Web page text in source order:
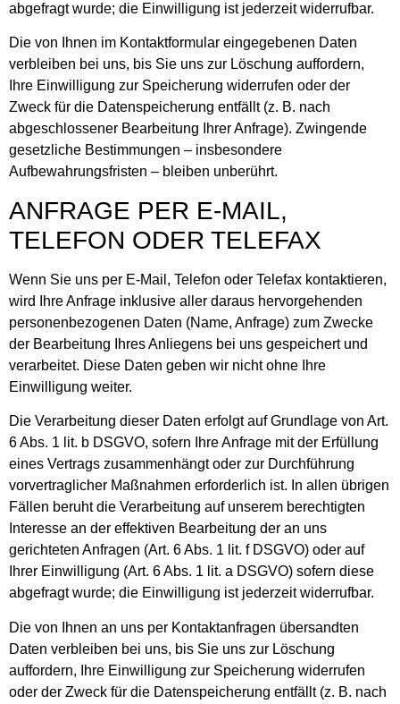
abgefragt wurde; die Einwilligung ist jederzeit widerrufbar.
Die von Ihnen im Kontaktformular eingegebenen Daten
verbleiben bei uns, bis Sie uns zur Löschung auffordern,
Ihre Einwilligung zur Speicherung widerrufen oder der
Zweck für die Datenspeicherung entfällt (z. B. nach
abgeschlossener Bearbeitung Ihrer Anfrage). Zwingende
gesetzliche Bestimmungen – insbesondere
Aufbewahrungsfristen – bleiben unberührt.
ANFRAGE PER E-MAIL,
TELEFON ODER TELEFAX
Wenn Sie uns per E-Mail, Telefon oder Telefax kontaktieren,
wird Ihre Anfrage inklusive aller daraus hervorgehenden
personenbezogenen Daten (Name, Anfrage) zum Zwecke
der Bearbeitung Ihres Anliegens bei uns gespeichert und
verarbeitet. Diese Daten geben wir nicht ohne Ihre
Einwilligung weiter.
Die Verarbeitung dieser Daten erfolgt auf Grundlage von Art.
6 Abs. 1 lit. b DSGVO, sofern Ihre Anfrage mit der Erfüllung
eines Vertrags zusammenhängt oder zur Durchführung
vorvertraglicher Maßnahmen erforderlich ist. In allen übrigen
Fällen beruht die Verarbeitung auf unserem berechtigten
Interesse an der effektiven Bearbeitung der an uns
gerichteten Anfragen (Art. 6 Abs. 1 lit. f DSGVO) oder auf
Ihrer Einwilligung (Art. 6 Abs. 1 lit. a DSGVO) sofern diese
abgefragt wurde; die Einwilligung ist jederzeit widerrufbar.
Die von Ihnen an uns per Kontaktanfragen übersandten
Daten verbleiben bei uns, bis Sie uns zur Löschung
auffordern, Ihre Einwilligung zur Speicherung widerrufen
oder der Zweck für die Datenspeicherung entfällt (z. B. nach